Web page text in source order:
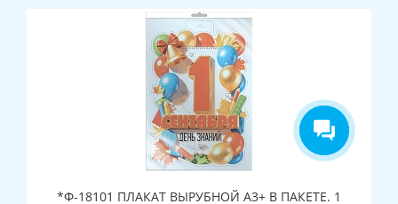
*Ф-18101 ПЛАКАТ ВЫРУБНОЙ А3+ В ПАКЕТЕ. 1